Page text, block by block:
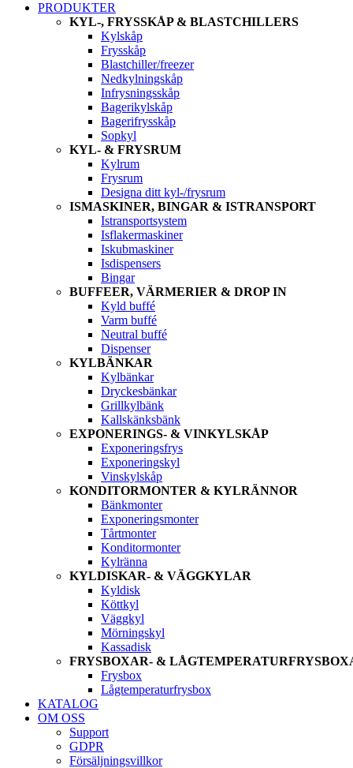
PRODUKTER
KYL-, FRYSSKÅP & BLASTCHILLERS
Kylskåp
Frysskåp
Blastchiller/freezer
Nedkylningskåp
Infrysningsskåp
Bagerikylskåp
Bagerifrysskåp
Sopkyl
KYL- & FRYSRUM
Kylrum
Frysrum
Designa ditt kyl-/frysrum
ISMASKINER, BINGAR & ISTRANSPORT
Istransportsystem
Isflakermaskiner
Iskubmaskiner
Isdispensers
Bingar
BUFFEER, VÄRMERIER & DROP IN
Kyld buffé
Varm buffé
Neutral buffé
Dispenser
KYLBÄNKAR
Kylbänkar
Dryckesbänkar
Grillkylbänk
Kallskänksbänk
EXPONERINGS- & VINKYLSKÅP
Exponeringsfrys
Exponeringskyl
Vinskylskåp
KONDITORMONTER & KYLRÄNNOR
Bänkmonter
Exponeringsmonter
Tårtmonter
Konditormonter
Kylränna
KYLDISKAR- & VÄGGKYLAR
Kyldisk
Köttkyl
Väggkyl
Mörningskyl
Kassadisk
FRYSBOXAR- &
Frysbox
Lågtemperaturfrysbox
KATALOG
OM OSS
Support
GDPR
Försäljningsvillkor